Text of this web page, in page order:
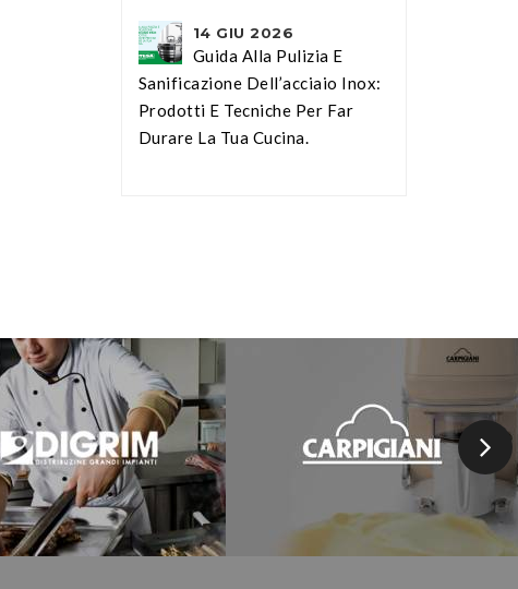
14 GIU 2026
Guida Alla Pulizia E
Sanificazione Dell’acciaio Inox:
Prodotti E Tecniche Per Far
Durare La Tua Cucina.